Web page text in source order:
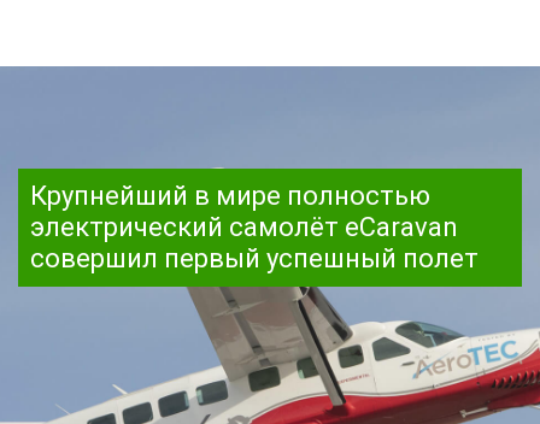
Крупнейший в мире полностью
электрический самолёт eCaravan
совершил первый успешный полет